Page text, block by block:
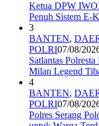
Ketua DPW
Penuh Sistem E-
3
BANTEN,
POLRI07/08/
Satlantas
Milan Legend
4
BANTEN,
POLRI07/08/
Polres Serang